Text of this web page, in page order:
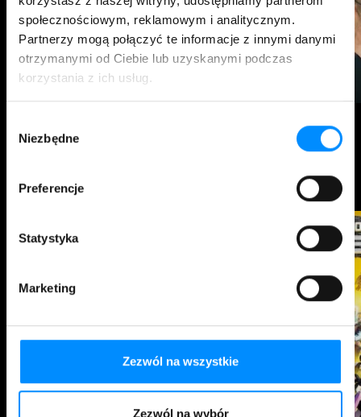
społecznościowym, reklamowym i analitycznym.
Partnerzy mogą połączyć te informacje z innymi danymi
otrzymanymi od Ciebie lub uzyskanymi podczas
korzystania z ich usług.
zgody
Niezbędne
Preferencje
Statystyka
Marketing
Zezwól na wszystkie
Zezwól na wybór
Rozrywka dla całej rodziny